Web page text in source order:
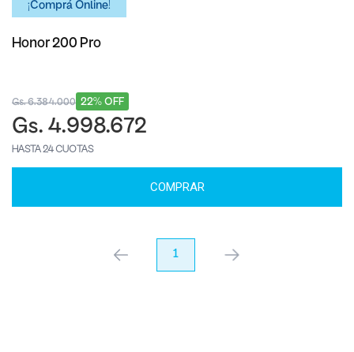
¡Comprá Online!
Honor 200 Pro
22% OFF
Gs. 6.384.000
Gs. 4.998.672
HASTA 24 CUOTAS
COMPRAR
anterior 1 próximo